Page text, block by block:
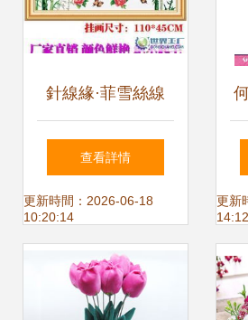
針線緣·菲雪絲線
為
查看詳情
更新時間：2026-06-18
10:20:14
更新